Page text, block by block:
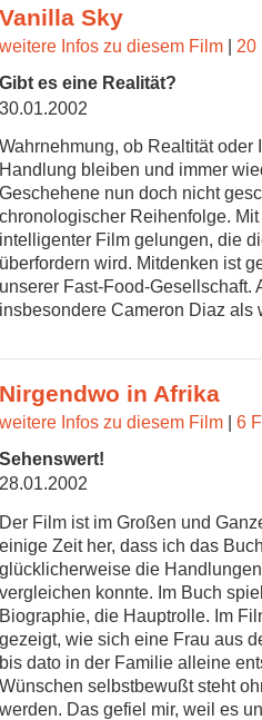
Vanilla Sky
weitere Infos zu diesem Film | 20
Gibt es eine Realität?
30.01.2002
Wahrnehmung, ob Realtität
Handlung bleiben und immer
Geschehene nun doch nicht
chronologischer Reihenfolge.
intelligenter Film gelungen, die
überfordern wird. Mitdenken ist
unserer Fast-Food-
insbesondere Cameron Diaz
Nirgendwo in Afrika
weitere Infos zu diesem Film | 6
Sehenswert!
28.01.2002
Der Film ist im Großen und
einige Zeit her, dass ich das
glücklicherweise die
vergleichen konnte. Im Buch
Biographie, die Hauptrolle. Im
gezeigt, wie sich eine Frau aus
bis dato in der Familie alleine
Wünschen selbstbewußt steht
werden. Das gefiel mir, weil es